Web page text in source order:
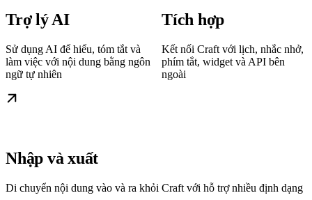
Trợ lý AI
Sử dụng AI để hiểu, tóm tắt và
làm việc với nội dung bằng ngôn
ngữ tự nhiên
Tích hợp
Kết nối Craft với lịch, nhắc nhở,
phím tắt, widget và API bên
ngoài
Nhập và xuất
Di chuyển nội dung vào và ra khỏi Craft với hỗ trợ nhiều định dạng